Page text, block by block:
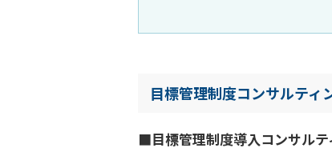
目標管理制度コンサルティ
■目標管理制度導入コンサルテ